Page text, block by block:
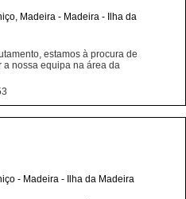
Madeira - Madeira - Ilha da
estamos à procura de
nossa equipa na área da
- Madeira - Ilha da Madeira